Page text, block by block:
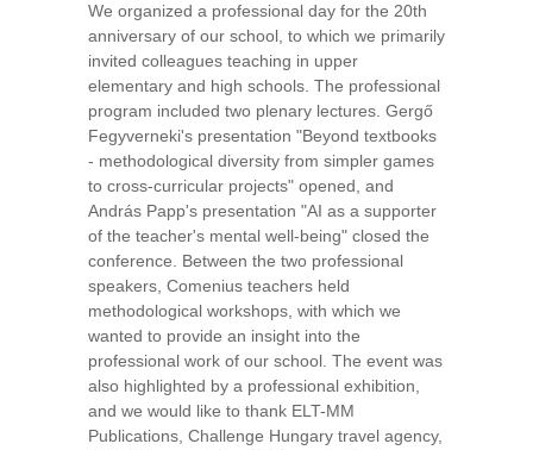
We organized a professional day for the 20th
anniversary of our school, to which we primarily
invited colleagues teaching in upper
elementary and high schools. The professional
program included two plenary lectures. Gergő
Fegyverneki's presentation "Beyond textbooks
- methodological diversity from simpler games
to cross-curricular projects" opened, and
András Papp's presentation "AI as a supporter
of the teacher's mental well-being" closed the
conference. Between the two professional
speakers, Comenius teachers held
methodological workshops, with which we
wanted to provide an insight into the
professional work of our school. The event was
also highlighted by a professional exhibition,
and we would like to thank ELT-MM
Publications, Challenge Hungary travel agency,